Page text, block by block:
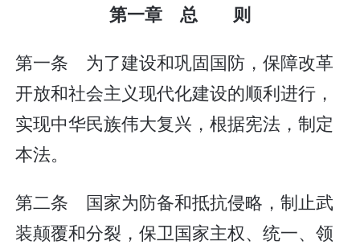
第一章 总 则
第一条 为了建设和巩固国防，保障改革
开放和社会主义现代化建设的顺利进行，
实现中华民族伟大复兴，根据宪法，制定
本法。
第二条 国家为防备和抵抗侵略，制止武
装颠覆和分裂，保卫国家主权、统一、领